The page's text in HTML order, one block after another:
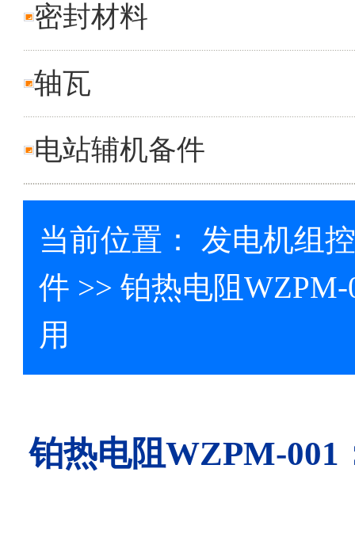
密封材料
轴瓦
电站辅机备件
当前位置： 发电机组
件 >> 铂热电阻
用
铂热电阻WZPM-001